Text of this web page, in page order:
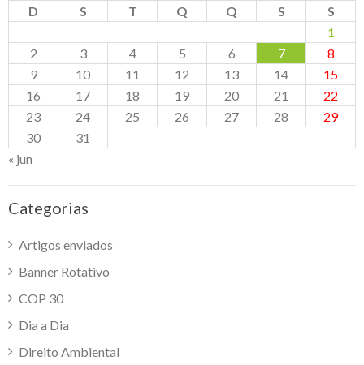
D
S T Q Q S
S
1
2
3 4 5 6 7
8
9
10 11 12 13 14
15
16
17 18 19 20 21
22
23
24 25 26 27 28
29
30
31
« jun
Categorias
Artigos enviados
Banner Rotativo
COP 30
Dia a Dia
Direito Ambiental